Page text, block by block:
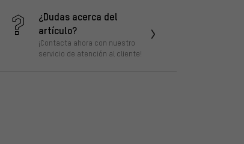
¿Dudas acerca del
artículo?
¡Contacta ahora con nuestro
servicio de atención al cliente!